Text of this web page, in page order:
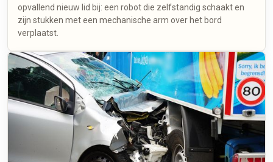
opvallend nieuw lid bij: een robot die zelfstandig schaakt en
zijn stukken met een mechanische arm over het bord
verplaatst.